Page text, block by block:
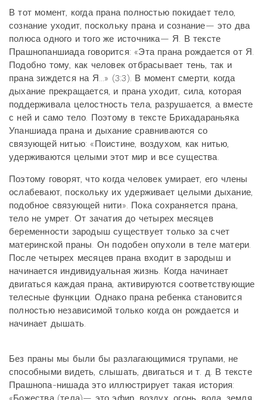
В тот момент, когда прана полностью покидает тело,
сознание уходит, поскольку прана и сознание— это два
полюса одного и того же источника— Я. В тексте
Прашнопаншиада говорится: «Эта прана рождается от Я.
Подобно тому, как человек отбрасывает тень, так и
прана зиждется на Я...» (3:3). В момент смерти, когда
дыхание прекращается, и прана уходит, сила, которая
поддерживала целостность тела, разрушается, а вместе
с ней и само тело. Поэтому в тексте Брихадараньяка
Упаншиада прана и дыхание сравниваются со
связующей нитью: «Поистине, воздухом, как нитью,
удерживаются целыми этот мир и все существа.
Поэтому говорят, что когда человек умирает, его члены
ослабевают, поскольку их удерживает целыми дыхание,
подобное связующей нити». Пока сохраняется прана,
тело не умрет. От зачатия до четырех месяцев
беременности зародыш существует только за счет
материнской праны. Он подобен опухоли в теле матери.
После четырех месяцев прана входит в зародыш и
начинается индивидуальная жизнь. Когда начинает
двигаться каждая прана, активируются соответствующие
телесные функции. Однако прана ребенка становится
полностью независимой только когда он рождается и
начинает дышать.
Без праны мы были бы разлагающимися трупами, не
способными видеть, слышать, двигаться и т. д. В тексте
Прашнопа-нишада это иллюстрирует такая история: